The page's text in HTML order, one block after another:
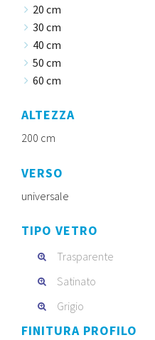
20 cm
30 cm
40 cm
50 cm
60 cm
ALTEZZA
200 cm
VERSO
universale
TIPO VETRO
Trasparente
Satinato
Grigio
FINITURA PROFILO